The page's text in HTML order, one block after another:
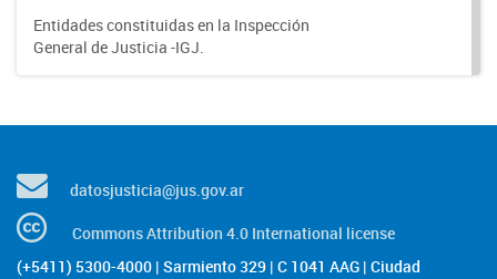
Entidades constituidas en la Inspección
General de Justicia -IGJ.
datosjusticia@jus.gov.ar
Commons Attribution 4.0 International license
(+5411) 5300-4000 | Sarmiento 329 | C 1041 AAG | Ciudad